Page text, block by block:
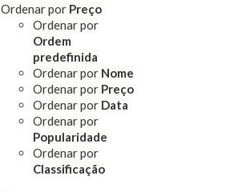
Ordenar por Preço
Ordenar por
Ordem
predefinida
Ordenar por Nome
Ordenar por Preço
Ordenar por Data
Ordenar por
Popularidade
Ordenar por
Classificação